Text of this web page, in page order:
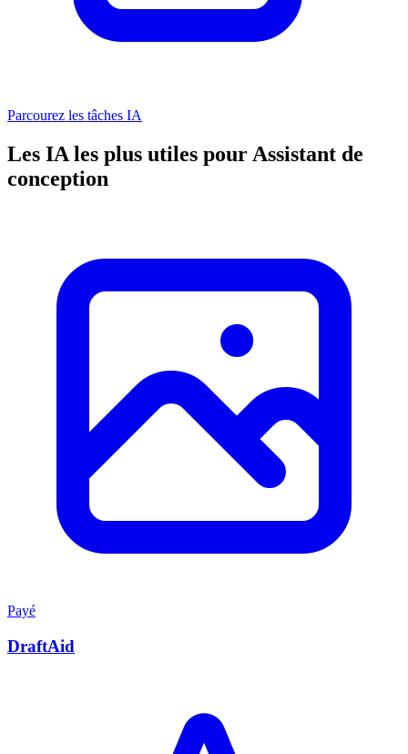
Parcourez les tâches IA
Les IA les plus utiles pour Assistant de
conception
Payé
DraftAid